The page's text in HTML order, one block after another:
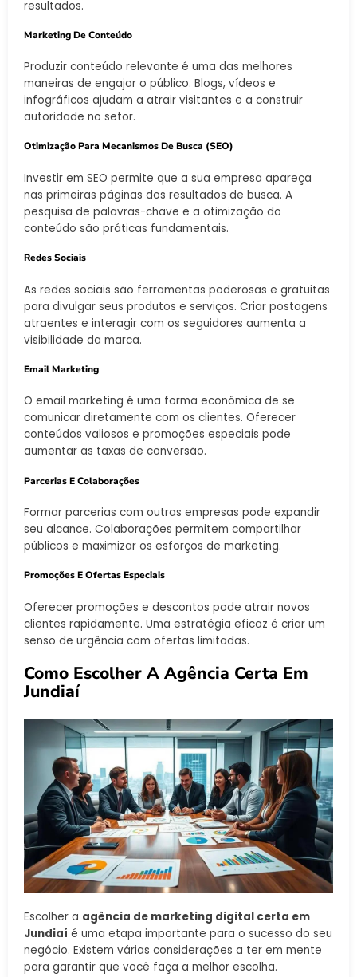
resultados.
Marketing De Conteúdo
Produzir conteúdo relevante é uma das melhores
maneiras de engajar o público. Blogs, vídeos e
infográficos ajudam a atrair visitantes e a construir
autoridade no setor.
Otimização Para Mecanismos De Busca (SEO)
Investir em SEO permite que a sua empresa apareça
nas primeiras páginas dos resultados de busca. A
pesquisa de palavras-chave e a otimização do
conteúdo são práticas fundamentais.
Redes Sociais
As redes sociais são ferramentas poderosas e gratuitas
para divulgar seus produtos e serviços. Criar postagens
atraentes e interagir com os seguidores aumenta a
visibilidade da marca.
Email Marketing
O email marketing é uma forma econômica de se
comunicar diretamente com os clientes. Oferecer
conteúdos valiosos e promoções especiais pode
aumentar as taxas de conversão.
Parcerias E Colaborações
Formar parcerias com outras empresas pode expandir
seu alcance. Colaborações permitem compartilhar
públicos e maximizar os esforços de marketing.
Promoções E Ofertas Especiais
Oferecer promoções e descontos pode atrair novos
clientes rapidamente. Uma estratégia eficaz é criar um
senso de urgência com ofertas limitadas.
Como Escolher A Agência Certa Em
Jundiaí
Escolher a agência de marketing digital certa em
Jundiaí é uma etapa importante para o sucesso do seu
negócio. Existem várias considerações a ter em mente
para garantir que você faça a melhor escolha.